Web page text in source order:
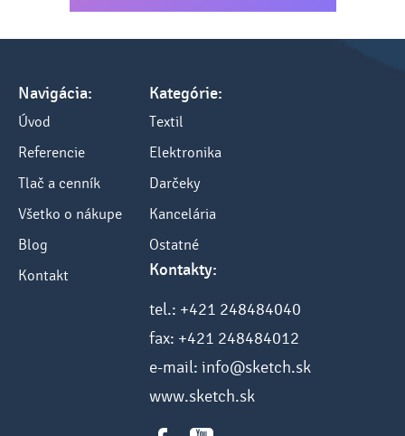
Navigácia:
Úvod
Referencie
Tlač a cenník
Všetko o nákupe
Blog
Kontakt
Kategórie:
Textil
Elektronika
Darčeky
Kancelária
Ostatné
Kontakty:
tel.: +421 248484040
fax: +421 248484012
e-mail: info@sketch.sk
www.sketch.sk